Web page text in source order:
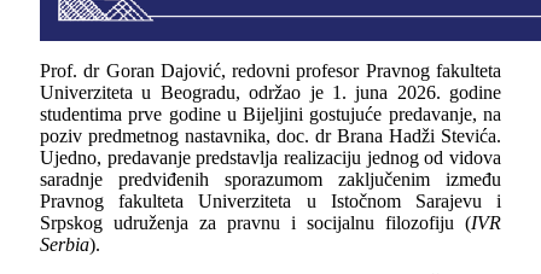
Prof. dr Goran Dajović, redovni profesor Pravnog fakulteta
Univerziteta u Beogradu, održao je 1. juna 2026. godine
studentima prve godine u Bijeljini gostujuće predavanje, na
poziv predmetnog nastavnika, doc. dr Brana Hadži Stevića.
Ujedno, predavanje predstavlja realizaciju jednog od vidova
saradnje predviđenih sporazumom zaključenim između
Pravnog fakulteta Univerziteta u Istočnom Sarajevu i
Srpskog udruženja za pravnu i socijalnu filozofiju (IVR
Serbia).